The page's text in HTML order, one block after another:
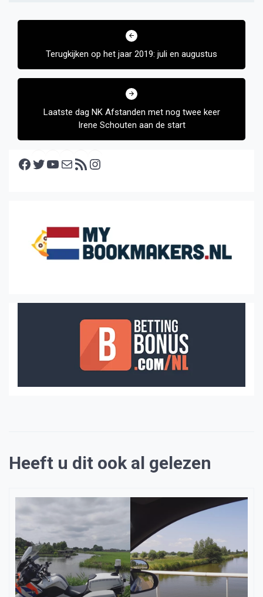
Bericht
Terugkijken op het jaar 2019: juli en augustus
Laatste dag NK Afstanden met nog twee keer
Irene Schouten aan de start
Facebook Twitter YouTube E-mail RSS feed
Heeft u dit ook al gelezen